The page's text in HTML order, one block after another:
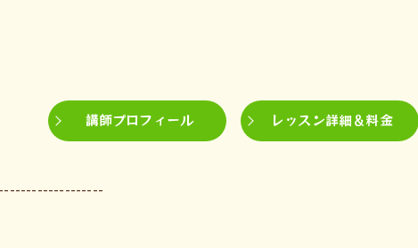
講師プロフィール レッスン詳細＆料金